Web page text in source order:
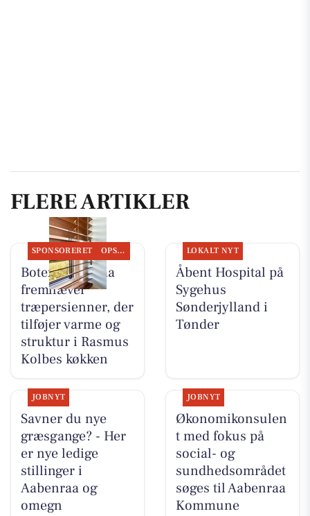
FLERE ARTIKLER
SPONSORERET OPSLAGSTAVLEN
Botex Aabenraa
fremhæver
træpersienner, der
tilføjer varme og
struktur i Rasmus
Kolbes køkken
LOKALT NYT
Åbent Hospital på
Sygehus
Sønderjylland i
Tønder
JOBNYT
Savner du nye
græsgange? - Her
er nye ledige
stillinger i
Aabenraa og
omegn
JOBNYT
Økonomikonsulen
t med fokus på
social- og
sundhedsområdet
søges til Aabenraa
Kommune